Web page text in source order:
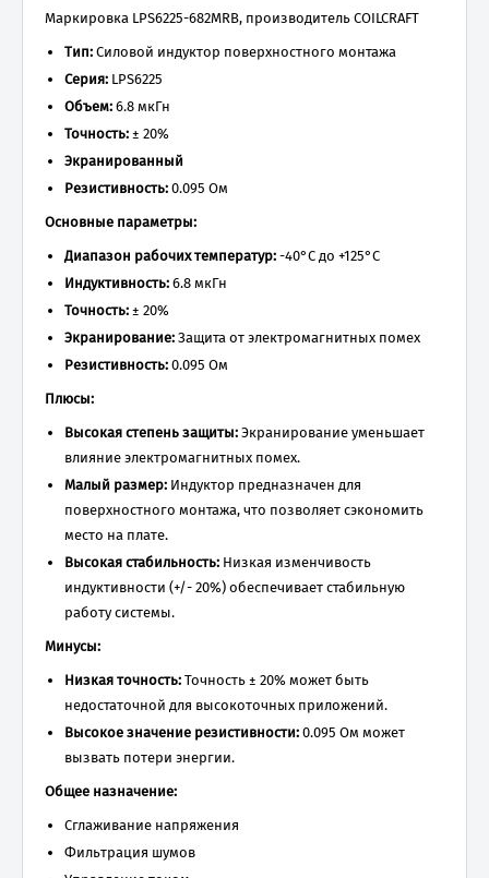
Маркировка LPS6225-682MRB, производитель COILCRAFT
Тип: Силовой индуктор поверхностного монтажа
Серия: LPS6225
Объем: 6.8 мкГн
Точность: ± 20%
Экранированный
Резистивность: 0.095 Ом
Основные параметры:
Диапазон рабочих температур: -40°C до +125°C
Индуктивность: 6.8 мкГн
Точность: ± 20%
Экранирование: Защита от электромагнитных помех
Резистивность: 0.095 Ом
Плюсы:
Высокая степень защиты: Экранирование уменьшает
влияние электромагнитных помех.
Малый размер: Индуктор предназначен для
поверхностного монтажа, что позволяет сэкономить
место на плате.
Высокая стабильность: Низкая изменчивость
индуктивности (+/- 20%) обеспечивает стабильную
работу системы.
Минусы:
Низкая точность: Точность ± 20% может быть
недостаточной для высокоточных приложений.
Высокое значение резистивности: 0.095 Ом может
вызвать потери энергии.
Общее назначение:
Сглаживание напряжения
Фильтрация шумов